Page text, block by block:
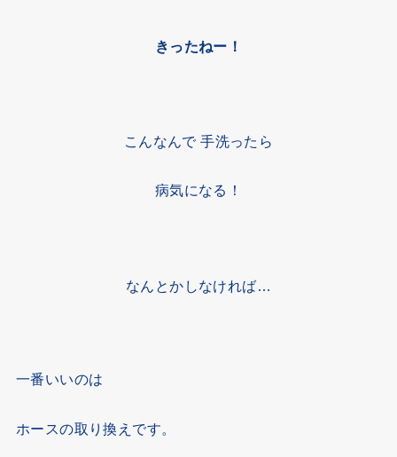
きったねー！
こんなんで 手洗ったら
病気になる！
なんとかしなければ…
一番いいのは
ホースの取り換えです。